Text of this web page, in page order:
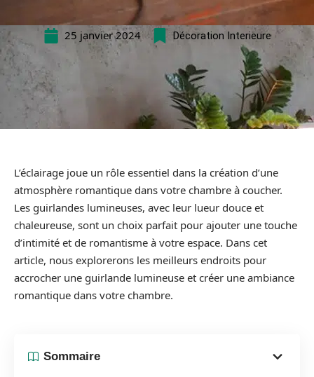
25 janvier 2024 Décoration Interieure
L’éclairage joue un rôle essentiel dans la création d’une
atmosphère romantique dans votre chambre à coucher.
Les guirlandes lumineuses, avec leur lueur douce et
chaleureuse, sont un choix parfait pour ajouter une touche
d’intimité et de romantisme à votre espace. Dans cet
article, nous explorerons les meilleurs endroits pour
accrocher une guirlande lumineuse et créer une ambiance
romantique dans votre chambre.
Sommaire